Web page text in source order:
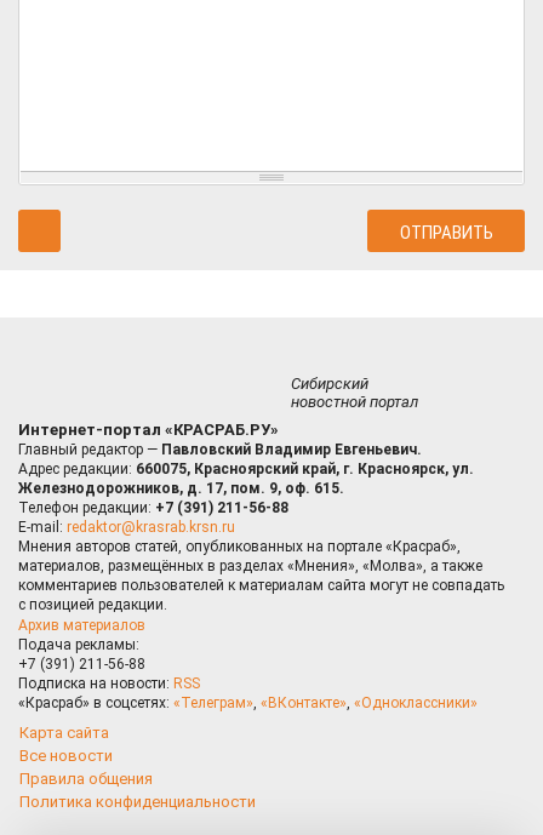
Сибирский
новостной портал
Интернет-портал «КРАСРАБ.РУ»
Главный редактор — Павловский Владимир Евгеньевич.
Адрес редакции: 660075, Красноярский край, г. Красноярск, ул.
Железнодорожников, д. 17, пом. 9, оф. 615.
Телефон редакции: +7 (391) 211-56-88
E-mail: redaktor@krasrab.krsn.ru
Мнения авторов статей, опубликованных на портале «Красраб»,
материалов, размещённых в разделах «Мнения», «Молва», а также
комментариев пользователей к материалам сайта могут не совпадать
с позицией редакции.
Архив материалов
Подача рекламы:
+7 (391) 211-56-88
Подписка на новости: RSS
«Красраб» в соцсетях: «Телеграм», «ВКонтакте», «Одноклассники»
Карта сайта
Все новости
Правила общения
Политика конфиденциальности